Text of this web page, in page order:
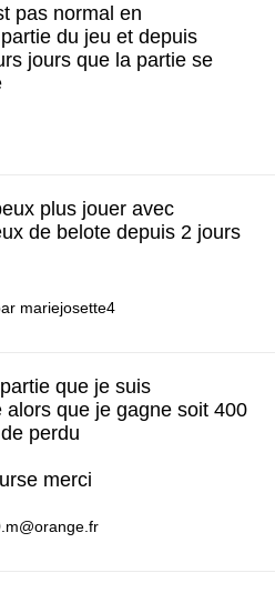
pas normal en
du jeu et depuis
jours que la partie se
plus jouer avec
de belote depuis 2 jours
mariejosette4
que je suis
alors que je gagne soit 400
perdu
merci